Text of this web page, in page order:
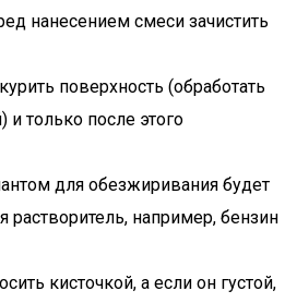
нанесением смеси зачистить
поверхность (обработать
и только после этого
для обезжиривания будет
растворитель, например, бензин
кисточкой, а если он густой,